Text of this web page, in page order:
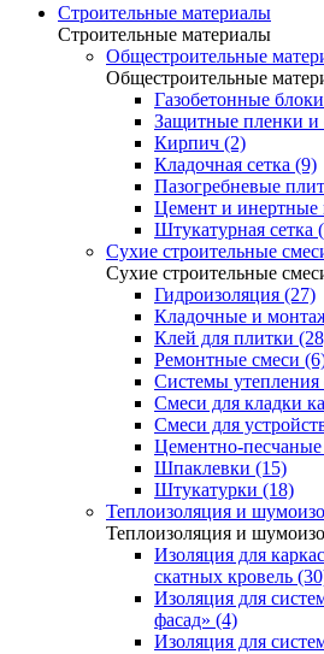
Строительные материалы
Строительные материалы
Общестроительные
Общестроительные
Газобетонные
Защитные пленки и
Кирпич (2)
Кладочная сетка (9)
Пазогребневые
Цемент и инертные
Штукатурная сетка
Сухие строительные
Сухие строительные
Гидроизоляция (27)
Кладочные и
Клей для плитки
Ремонтные смеси
Системы утепления
Смеси для кладки
Смеси для
Цементно-
Шпаклевки (15)
Штукатурки (18)
Теплоизоляция и
Теплоизоляция и
Изоляция для
скатных кровель
Изоляция для
фасад» (4)
Изоляция для